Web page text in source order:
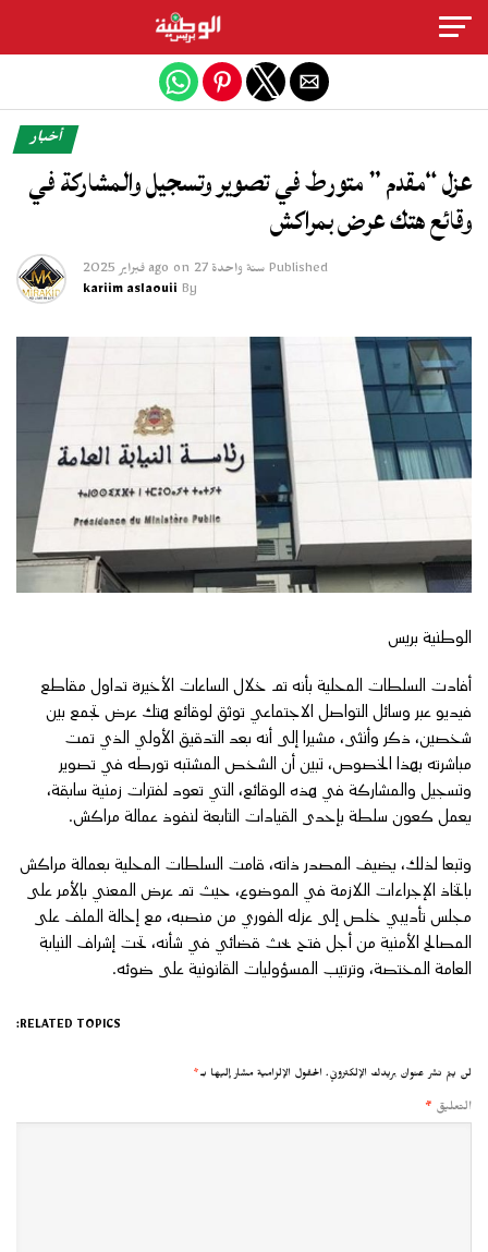
أخبار
عزل “مقدم ” متورط في تصوير وتسجيل والمشاركة في
وقائع هتك عرض بمراكش
Published سنة واحدة ago on 27 فبراير 2025
By
kariim aslaouii
الوطنية بريس
أفادت السلطات المحلية بأنه تم خلال الساعات الأخيرة تداول مقاطع
فيديو عبر وسائل التواصل الاجتماعي توثق لوقائع هتك عرض تجمع بين
شخصين، ذكر وأنثى، مشيرا إلى أنه بعد التدقيق الأولي الذي تمت
مباشرته بهذا الخصوص، تبين أن الشخص المشتبه تورطه في تصوير
وتسجيل والمشاركة في هذه الوقائع، التي تعود لفترات زمنية سابقة،
يعمل كعون سلطة بإحدى القيادات التابعة لنفوذ عمالة مراكش.
وتبعا لذلك، يضيف المصدر ذاته، قامت السلطات المحلية بعمالة مراكش
باتخاذ الإجراءات اللازمة في الموضوع، حيث تم عرض المعني بالأمر على
مجلس تأديبي خلص إلى عزله الفوري من منصبه، مع إحالة الملف على
المصالح الأمنية من أجل فتح بحث قضائي في شأنه، تحت إشراف النيابة
العامة المختصة، وترتيب المسؤوليات القانونية على ضوئه.
RELATED TOPICS:
لن يتم نشر عنوان بريدك الإلكتروني. الحقول الإلزامية مشار إليها بـ*
التعليق *
Exit mobile version